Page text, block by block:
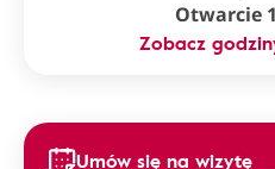
Otwarcie
Zobacz
Umów się na wizytę